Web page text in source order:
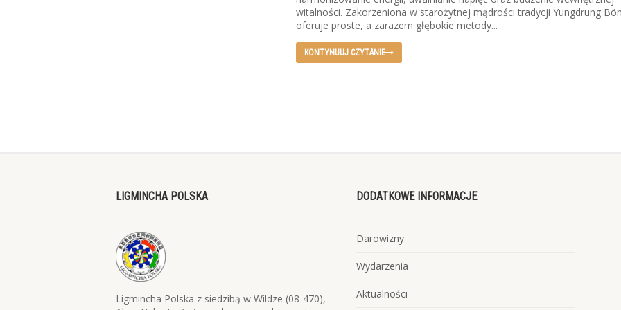
witalności. Zakorzeniona w starożytnej mądrości tradycji Yungdrung
oferuje proste, a zarazem głębokie metody...
KONTYNUUJ CZYTANIE
LIGMINCHA POLSKA
Ligmincha Polska z siedzibą w Wildze (08-470),
DODATKOWE INFORMACJE
Darowizny
Wydarzenia
Aktualności